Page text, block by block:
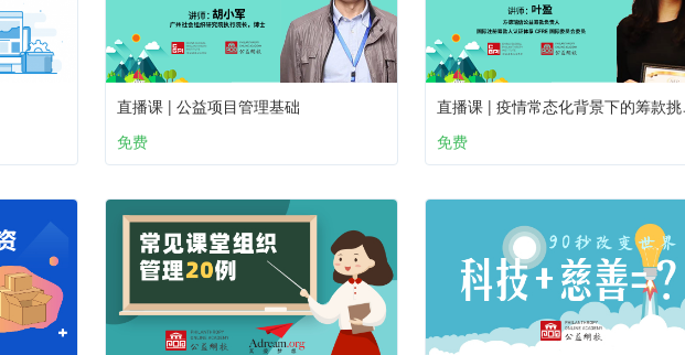
直播课 | 公益项目管理基础
免费
直播
免费